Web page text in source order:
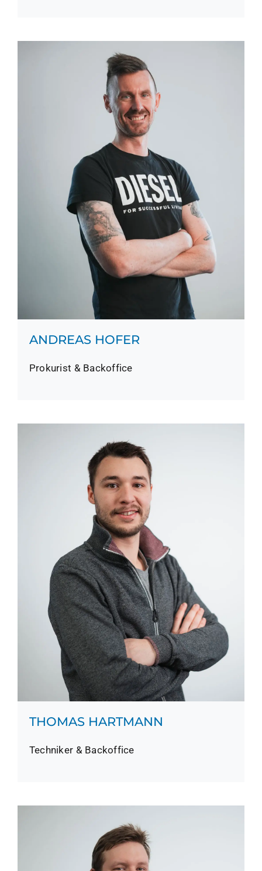
ANDREAS HOFER
Prokurist & Backoffice
THOMAS HARTMANN
Techniker & Backoffice